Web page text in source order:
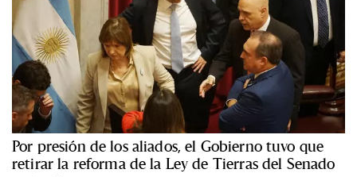
Por presión de los aliados, el Gobierno tuvo que
retirar la reforma de la Ley de Tierras del Senado